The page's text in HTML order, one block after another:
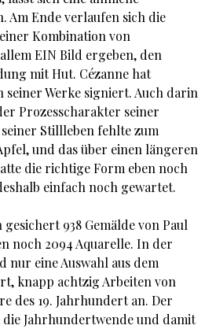
Am Ende verlaufen sich die
Kombination von
EIN Bild ergeben, den
mit Hut. Cézanne hat
seiner Werke signiert. Auch darin
Prozesscharakter seiner
Stillleben fehlte zum
und das über einen längeren
die richtige Form eben noch
einfach noch gewartet.
938 Gemälde von Paul
noch 2094 Aquarelle. In der
nur eine Auswahl aus dem
knapp achtzig Arbeiten von
des 19. Jahrhundert an. Der
Jahrhundertwende und damit